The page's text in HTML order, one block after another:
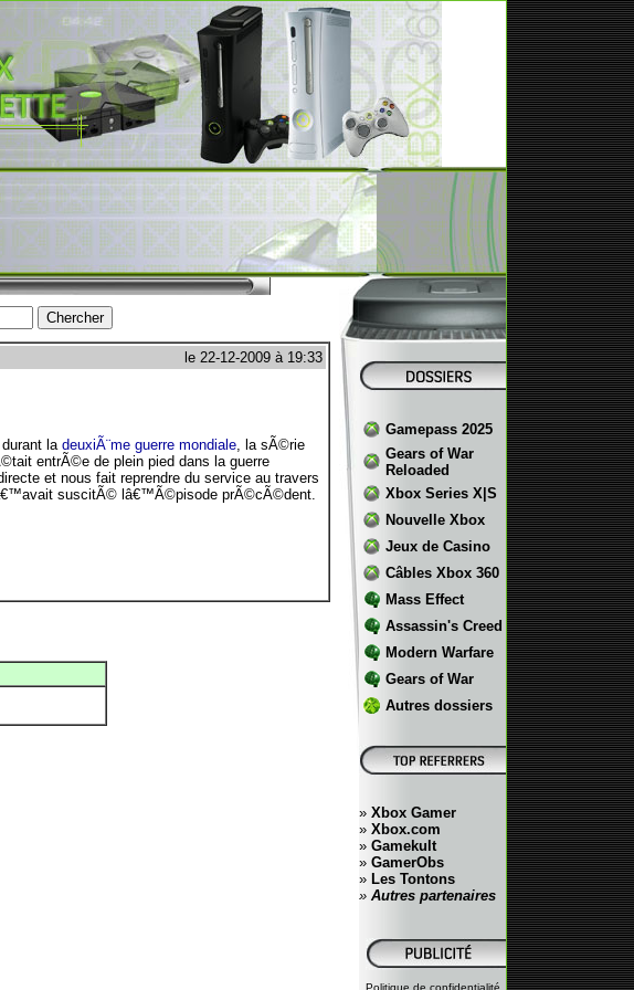
le 22-12-2009 à 19:33
ladeuxiÃ¨me guerre mondiale, la sÃ©rie
entrÃ©e de plein pied dans la guerre
et nous fait reprendre du service au travers
suscitÃ© lâ€™Ã©pisode prÃ©cÃ©dent.
Gamepass 2025
Gears of War
Reloaded
Xbox Series X|S
Nouvelle Xbox
Jeux de Casino
Câbles Xbox 360
Mass Effect
Assassin's Creed
Modern Warfare
Gears of War
Autres dossiers
» Xbox Gamer
» Xbox.com
» Gamekult
» GamerObs
» Les Tontons
» Autres partenaires
Politique de confidentialité